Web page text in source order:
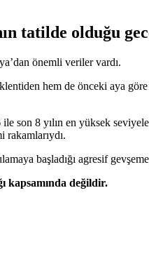
tatilde olduğu
önemli veriler vardı.
hem de önceki aya
son 8 yılın en yüksek
başladığı agresif
kapsamında değildir.